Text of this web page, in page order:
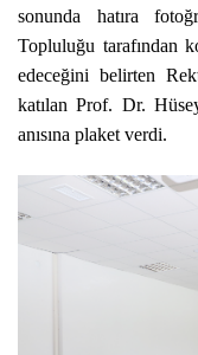
sonunda hatıra
Topluluğu tarafından
edeceğini belirten
katılan Prof. Dr.
anısına plaket verdi.